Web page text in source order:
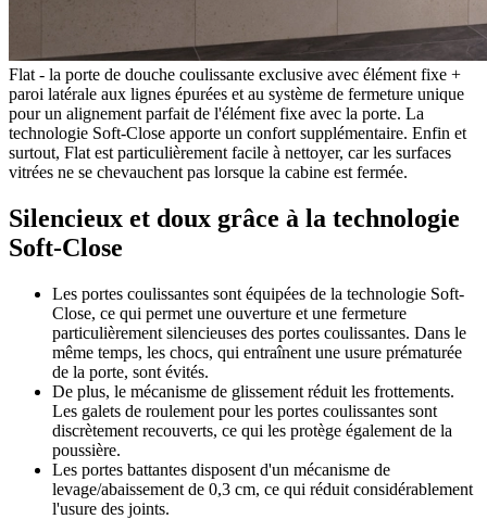
Flat - la porte de douche coulissante exclusive avec élément fixe +
paroi latérale aux lignes épurées et au système de fermeture unique
pour un alignement parfait de l'élément fixe avec la porte. La
technologie Soft-Close apporte un confort supplémentaire. Enfin et
surtout, Flat est particulièrement facile à nettoyer, car les surfaces
vitrées ne se chevauchent pas lorsque la cabine est fermée.
Silencieux et doux grâce à la technologie
Soft-Close
Les portes coulissantes sont équipées de la technologie Soft-
Close, ce qui permet une ouverture et une fermeture
particulièrement silencieuses des portes coulissantes. Dans le
même temps, les chocs, qui entraînent une usure prématurée
de la porte, sont évités.
De plus, le mécanisme de glissement réduit les frottements.
Les galets de roulement pour les portes coulissantes sont
discrètement recouverts, ce qui les protège également de la
poussière.
Les portes battantes disposent d'un mécanisme de
levage/abaissement de 0,3 cm, ce qui réduit considérablement
l'usure des joints.